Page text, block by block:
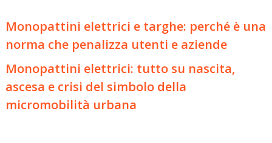
Monopattini elettrici e targhe: perché è una
norma che penalizza utenti e aziende
Monopattini elettrici: tutto su nascita,
ascesa e crisi del simbolo della
micromobilità urbana